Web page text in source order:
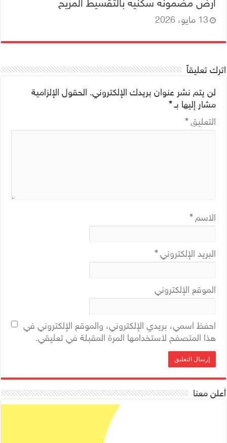
أرض مضمونه سكنية بالتقسيط المريح
13 مايو، 2026
اترك تعليقاً
لن يتم نشر عنوان بريدك الإلكتروني. الحقول الإلزامية
مشار إليها بـ*
التعليق*
الاسم*
البريد الإلكتروني*
الموقع الإلكتروني
احفظ اسمي، بريدي الإلكتروني، والموقع الإلكتروني في
هذا المتصفح لاستخدامها المرة المقبلة في تعليقي.
أعلن معنا